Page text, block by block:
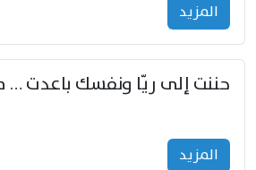
المزید
المزید